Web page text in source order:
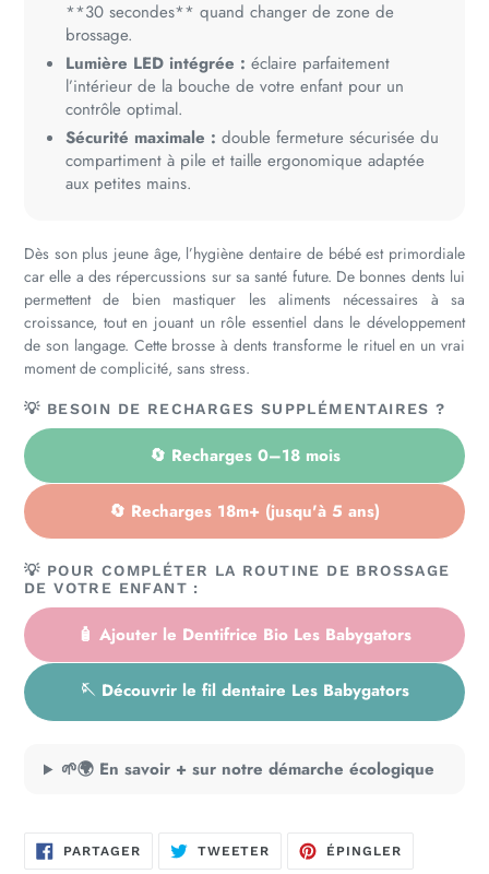
**30 secondes** quand changer de zone de
brossage.
Lumière LED intégrée : éclaire parfaitement
l’intérieur de la bouche de votre enfant pour un
contrôle optimal.
Sécurité maximale : double fermeture sécurisée du
compartiment à pile et taille ergonomique adaptée
aux petites mains.
Dès son plus jeune âge, l’hygiène dentaire de bébé est primordiale
car elle a des répercussions sur sa santé future. De bonnes dents lui
permettent de bien mastiquer les aliments nécessaires à sa
croissance, tout en jouant un rôle essentiel dans le développement
de son langage. Cette brosse à dents transforme le rituel en un vrai
moment de complicité, sans stress.
💡 BESOIN DE RECHARGES SUPPLÉMENTAIRES ?
🔄 Recharges 0–18 mois
🔄 Recharges 18m+ (jusqu'à 5 ans)
💡 POUR COMPLÉTER LA ROUTINE DE BROSSAGE
DE VOTRE ENFANT :
🧴 Ajouter le Dentifrice Bio Les Babygators
🪡 Découvrir le fil dentaire Les Babygators
🌱🌍 En savoir + sur notre démarche écologique
PARTAGERPARTAGERTWEETER TWEETERÉPINGLER